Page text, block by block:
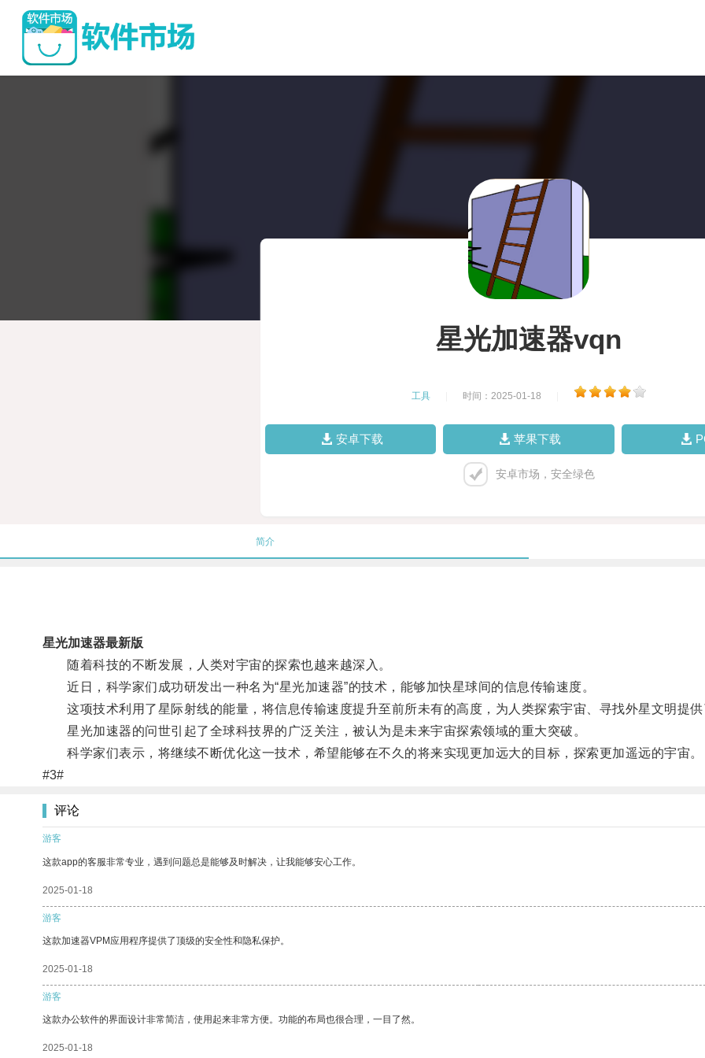
星光加速器vqn
工具 时间：2025-01-18
安卓下载 苹果下载
安卓市场，安全绿色
简介
星光加速器最新版
随着科技的不断发展，人类对宇宙的探索也越来越深入。
近日，科学家们成功研发出一种名为“星光加速器”的技术，能够加快星球间的信息传输速度。
这项技术利用了星际射线的能量，将信息传输速度提升至前所未有的高度，为人类探索宇宙、寻找外星文明提供
星光加速器的问世引起了全球科技界的广泛关注，被认为是未来宇宙探索领域的重大突破。
科学家们表示，将继续不断优化这一技术，希望能够在不久的将来实现更加远大的目标，探索更加遥远的宇宙。
#3#
评论
游客
这款app的客服非常专业，遇到问题总是能够及时解决，让我能够安心工作。
2025-01-18
游客
这款加速器VPM应用程序提供了顶级的安全性和隐私保护。
2025-01-18
游客
这款办公软件的界面设计非常简洁，使用起来非常方便。功能的布局也很合理，一目了然。
2025-01-18